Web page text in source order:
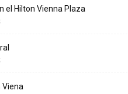
el Hilton Vienna Plaza
Viena